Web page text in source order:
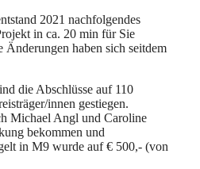
2021 nachfolgendes
in ca. 20 min für Sie
Änderungen haben sich seitdem
die Abschlüsse auf 110
innen gestiegen.
Michael Angl und Caroline
bekommen und
in M9 wurde auf € 500,- (von